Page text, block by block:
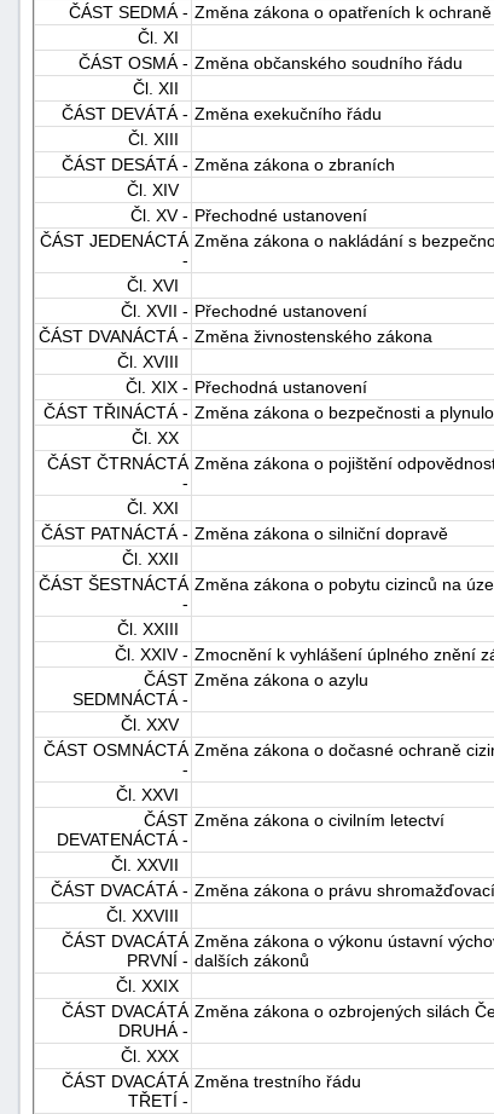
ČÁST SEDMÁ - Změna zákona o opatřeních k
Čl. XI
ČÁST OSMÁ - Změna občanského soudního řádu
Čl. XII
ČÁST DEVÁTÁ - Změna exekučního řádu
Čl. XIII
ČÁST DESÁTÁ - Změna zákona o zbraních
Čl. XIV
Čl. XV - Přechodné ustanovení
ČÁST JEDENÁCTÁ
-
Změna zákona o nakládání s
Čl. XVI
Čl. XVII - Přechodné ustanovení
ČÁST DVANÁCTÁ - Změna živnostenského zákona
Čl. XVIII
Čl. XIX - Přechodná ustanovení
ČÁST TŘINÁCTÁ - Změna zákona o bezpečnosti a
Čl. XX
ČÁST ČTRNÁCTÁ
-
Změna zákona o pojištění
Čl. XXI
ČÁST PATNÁCTÁ - Změna zákona o silniční dopravě
Čl. XXII
ČÁST ŠESTNÁCTÁ
-
Změna zákona o pobytu cizinců na
Čl. XXIII
Čl. XXIV - Zmocnění k vyhlášení úplného znění
ČÁST
SEDMNÁCTÁ -
Změna zákona o azylu
Čl. XXV
ČÁST OSMNÁCTÁ
-
Změna zákona o dočasné ochraně
Čl. XXVI
ČÁST
DEVATENÁCTÁ -
Změna zákona o civilním letectví
Čl. XXVII
ČÁST DVACÁTÁ - Změna zákona o právu
Čl. XXVIII
ČÁST DVACÁTÁ
PRVNÍ -
Změna zákona o výkonu ústavní
dalších zákonů
Čl. XXIX
ČÁST DVACÁTÁ
DRUHÁ -
Změna zákona o ozbrojených silách
Čl. XXX
ČÁST DVACÁTÁ
TŘETÍ -
Změna trestního řádu